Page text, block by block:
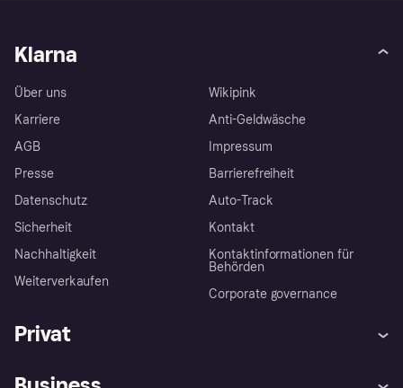
Klarna
Über uns
Karriere
AGB
Presse
Datenschutz
Sicherheit
Nachhaltigkeit
Weiterverkaufen
Wikipink
Anti-Geldwäsche
Impressum
Barrierefreiheit
Auto-Track
Kontakt
Kontaktinformationen für
Behörden
Corporate governance
Privat